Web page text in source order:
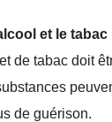
et le tabac
de tabac doit
de guérison.